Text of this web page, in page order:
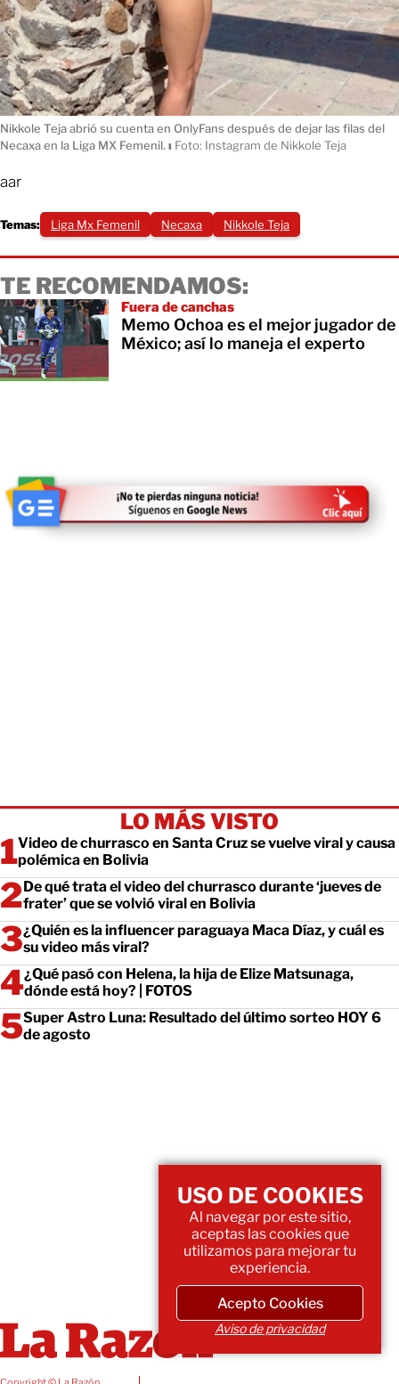
Nikkole Teja abrió su cuenta en OnlyFans después de dejar las filas del
Necaxa en la Liga MX Femenil. ı Foto: Instagram de Nikkole Teja
aar
Temas: Liga Mx Femenil Necaxa Nikkole Teja
TE RECOMENDAMOS:
Fuera de canchas
Memo Ochoa es el mejor jugador de
México; así lo maneja el experto
LO MÁS VISTO
Video de churrasco en Santa Cruz se vuelve viral y causa
polémica en Bolivia
De qué trata el video del churrasco durante ‘jueves de
frater’ que se volvió viral en Bolivia
¿Quién es la influencer paraguaya Maca Díaz, y cuál es
su video más viral?
¿Qué pasó con Helena, la hija de Elize Matsunaga,
dónde está hoy? | FOTOS
Super Astro Luna: Resultado del último sorteo HOY 6
de agosto
USO DE COOKIES
Al navegar por este sitio,
aceptas las cookies que
utilizamos para mejorar tu
experiencia.
Acepto Cookies
Aviso de privacidad